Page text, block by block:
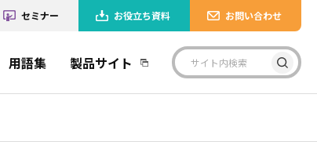
用語集 製品サイト
セミナー お役立ち資料 お問い合わせ